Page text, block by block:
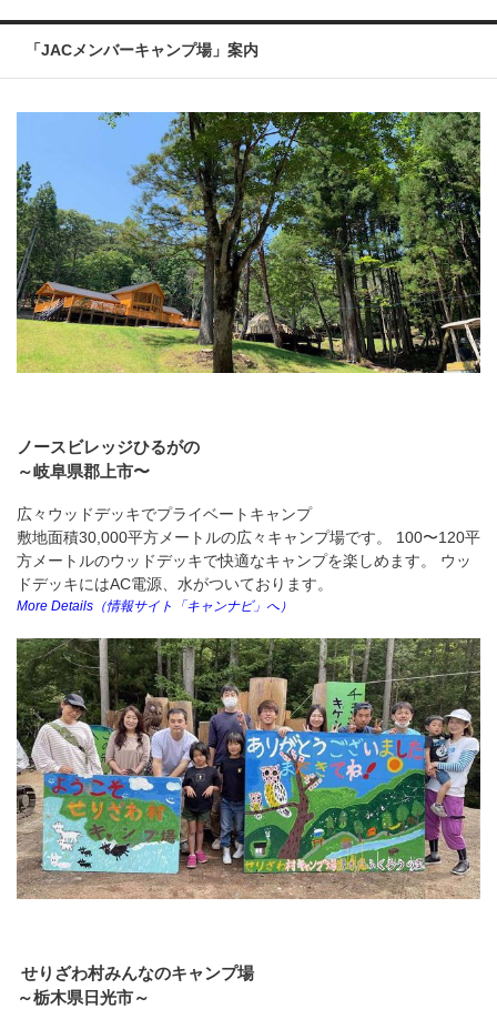
「JACメンバーキャンプ場」案内
ノースビレッジひるがの
～岐阜県郡上市〜
広々ウッドデッキでプライベートキャンプ
敷地面積30,000平方メートルの広々キャンプ場です。 100〜120平
方メートルのウッドデッキで快適なキャンプを楽しめます。 ウッ
ドデッキにはAC電源、水がついております。
More Details（情報サイト「キャンナビ」へ）
せりざわ村みんなのキャンプ場
～栃木県日光市～